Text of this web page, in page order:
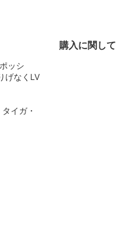
購入に関して
ッシ
げなくLV
イガ・